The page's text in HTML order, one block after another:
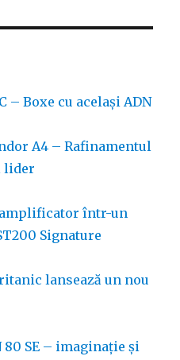
– Boxe cu același ADN
A4 – Rafinamentul
lider
într-un
Signature
lansează un nou
SE – imaginație și